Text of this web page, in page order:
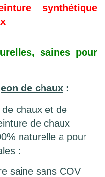
synthétique
saines pour
de chaux :
chaux et de
de chaux
naturelle a pour
:
saine sans COV